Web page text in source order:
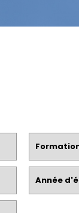
Année